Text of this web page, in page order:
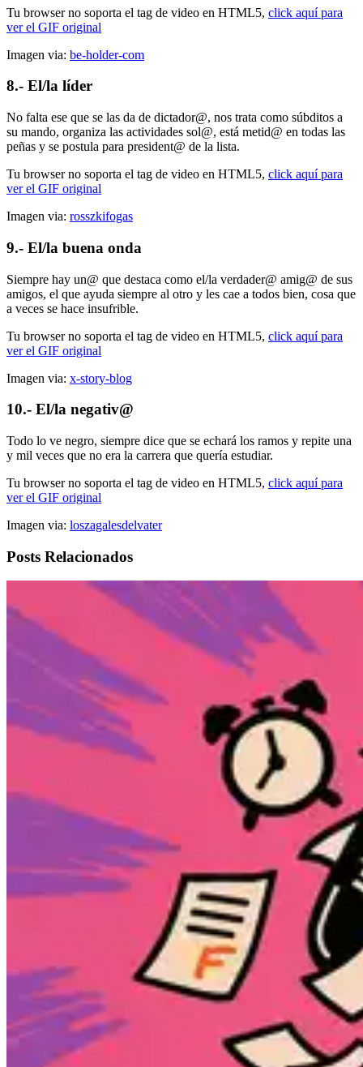
Tu browser no soporta el tag de video en HTML5, click aquí para
ver el GIF original
Imagen via: be-holder-com
8.- El/la líder
No falta ese que se las da de dictador@, nos trata como súbditos a
su mando, organiza las actividades sol@, está metid@ en todas las
peñas y se postula para president@ de la lista.
Tu browser no soporta el tag de video en HTML5, click aquí para
ver el GIF original
Imagen via: rosszkifogas
9.- El/la buena onda
Siempre hay un@ que destaca como el/la verdader@ amig@ de sus
amigos, el que ayuda siempre al otro y les cae a todos bien, cosa que
a veces se hace insufrible.
Tu browser no soporta el tag de video en HTML5, click aquí para
ver el GIF original
Imagen via: x-story-blog
10.- El/la negativ@
Todo lo ve negro, siempre dice que se echará los ramos y repite una
y mil veces que no era la carrera que quería estudiar.
Tu browser no soporta el tag de video en HTML5, click aquí para
ver el GIF original
Imagen via: loszagalesdelvater
Posts Relacionados